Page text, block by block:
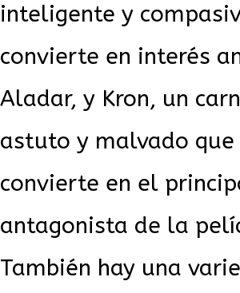
inteligente y
convierte en interés
Aladar, y Kron, un
astuto y malvado que
convierte en el
antagonista de la
También hay una